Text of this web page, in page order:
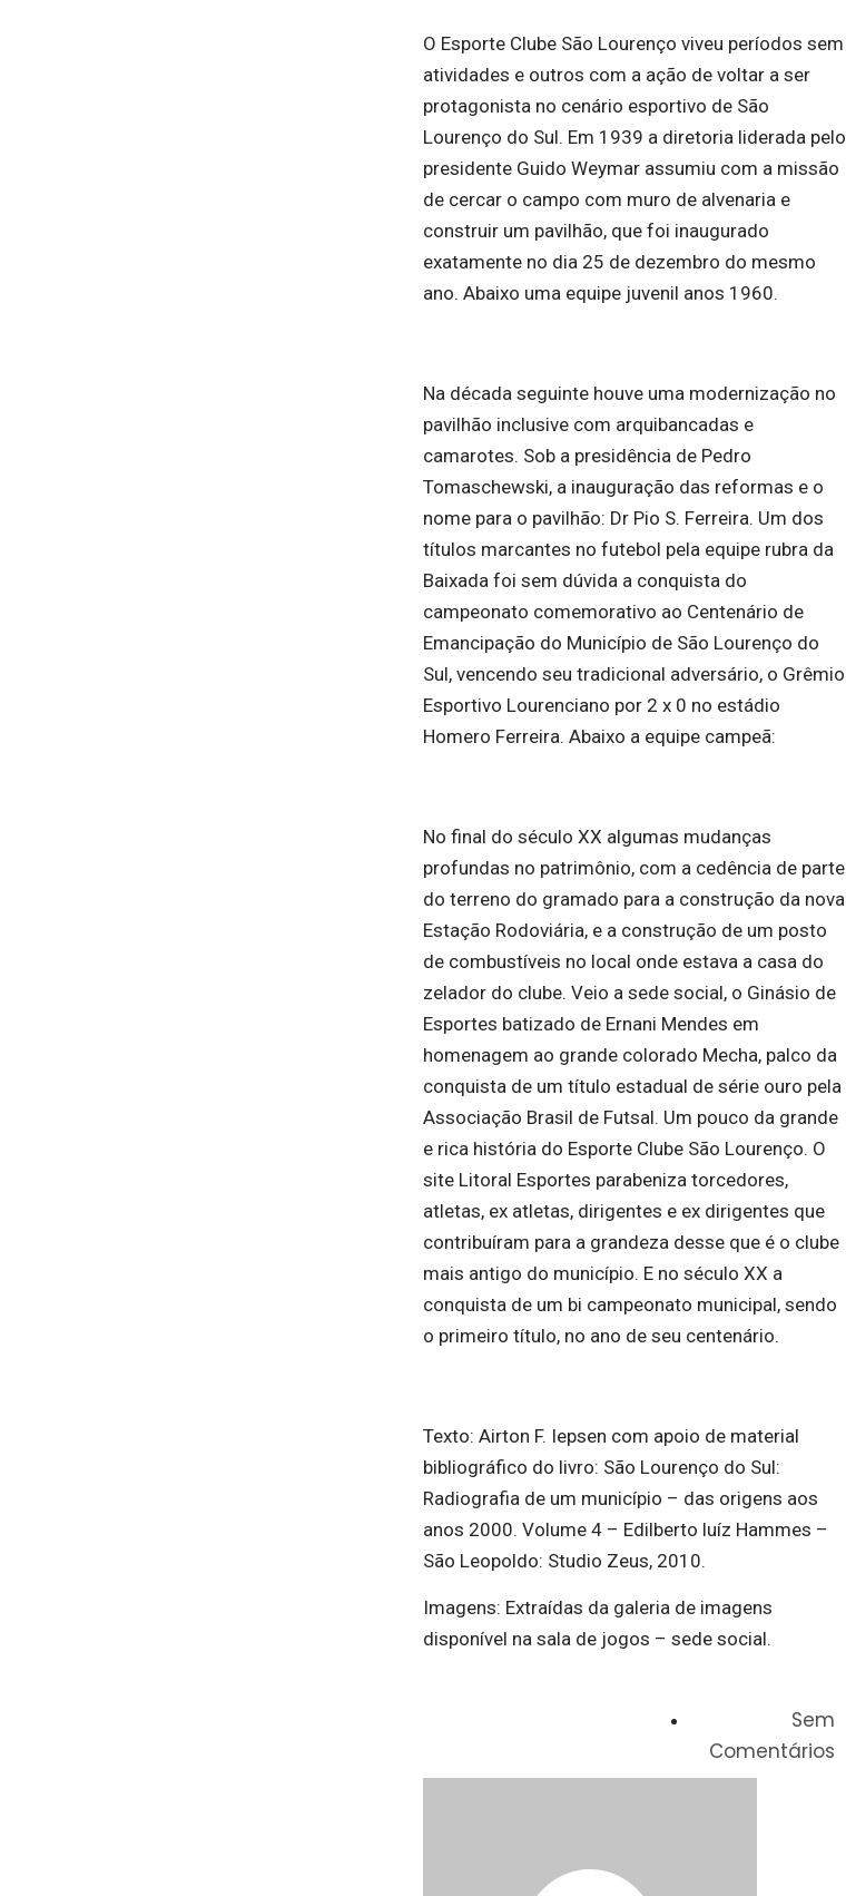
O Esporte Clube São Lourenço viveu períodos sem
atividades e outros com a ação de voltar a ser
protagonista no cenário esportivo de São
Lourenço do Sul. Em 1939 a diretoria liderada pelo
presidente Guido Weymar assumiu com a missão
de cercar o campo com muro de alvenaria e
construir um pavilhão, que foi inaugurado
exatamente no dia 25 de dezembro do mesmo
ano. Abaixo uma equipe juvenil anos 1960.
Na década seguinte houve uma modernização no
pavilhão inclusive com arquibancadas e
camarotes. Sob a presidência de Pedro
Tomaschewski, a inauguração das reformas e o
nome para o pavilhão: Dr Pio S. Ferreira. Um dos
títulos marcantes no futebol pela equipe rubra da
Baixada foi sem dúvida a conquista do
campeonato comemorativo ao Centenário de
Emancipação do Município de São Lourenço do
Sul, vencendo seu tradicional adversário, o Grêmio
Esportivo Lourenciano por 2 x 0 no estádio
Homero Ferreira. Abaixo a equipe campeã:
No final do século XX algumas mudanças
profundas no patrimônio, com a cedência de parte
do terreno do gramado para a construção da nova
Estação Rodoviária, e a construção de um posto
de combustíveis no local onde estava a casa do
zelador do clube. Veio a sede social, o Ginásio de
Esportes batizado de Ernani Mendes em
homenagem ao grande colorado Mecha, palco da
conquista de um título estadual de série ouro pela
Associação Brasil de Futsal. Um pouco da grande
e rica história do Esporte Clube São Lourenço. O
site Litoral Esportes parabeniza torcedores,
atletas, ex atletas, dirigentes e ex dirigentes que
contribuíram para a grandeza desse que é o clube
mais antigo do município. E no século XX a
conquista de um bi campeonato municipal, sendo
o primeiro título, no ano de seu centenário.
Texto: Airton F. Iepsen com apoio de material
bibliográfico do livro: São Lourenço do Sul:
Radiografia de um município – das origens aos
anos 2000. Volume 4 – Edilberto luíz Hammes –
São Leopoldo: Studio Zeus, 2010.
Imagens: Extraídas da galeria de imagens
disponível na sala de jogos – sede social.
Sem
Comentários